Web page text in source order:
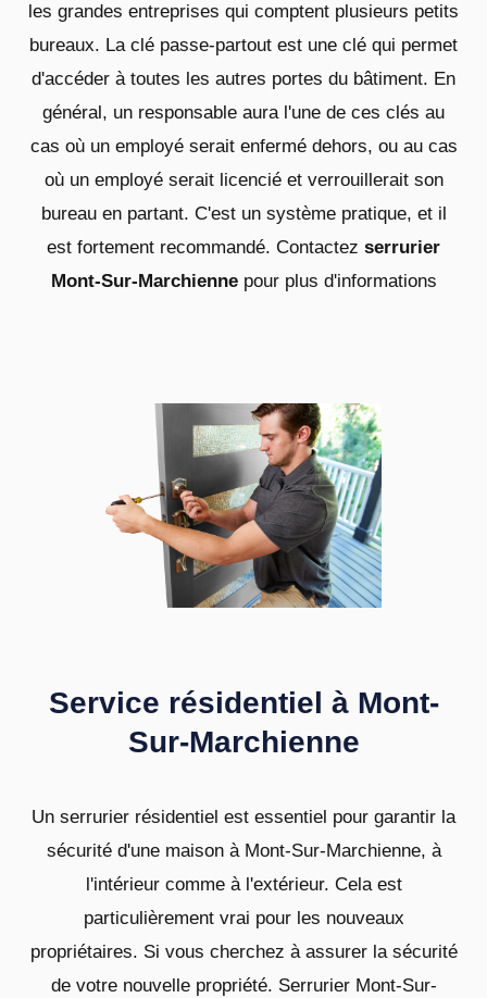
les grandes entreprises qui comptent plusieurs petits
bureaux. La clé passe-partout est une clé qui permet
d'accéder à toutes les autres portes du bâtiment. En
général, un responsable aura l'une de ces clés au
cas où un employé serait enfermé dehors, ou au cas
où un employé serait licencié et verrouillerait son
bureau en partant. C'est un système pratique, et il
est fortement recommandé. Contactez serrurier
Mont-Sur-Marchiennepour plus d'informations
Service résidentiel à Mont-
Sur-Marchienne
Un serrurier résidentiel est essentiel pour garantir la
sécurité d'une maison à Mont-Sur-Marchienne, à
l'intérieur comme à l'extérieur. Cela est
particulièrement vrai pour les nouveaux
propriétaires. Si vous cherchez à assurer la sécurité
de votre nouvelle propriété. Serrurier Mont-Sur-